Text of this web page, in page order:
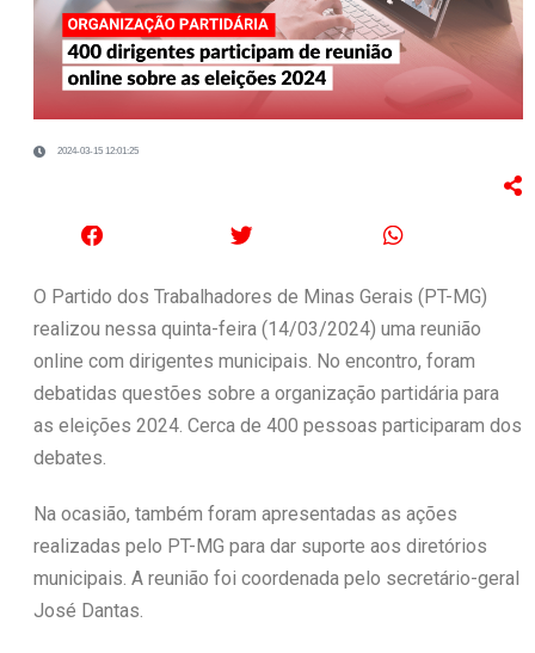
2024-03-15 12:01:25
O Partido dos Trabalhadores de Minas Gerais (PT-MG)
realizou nessa quinta-feira (14/03/2024) uma reunião
online com dirigentes municipais. No encontro, foram
debatidas questões sobre a organização partidária para
as eleições 2024. Cerca de 400 pessoas participaram dos
debates.
Na ocasião, também foram apresentadas as ações
realizadas pelo PT-MG para dar suporte aos diretórios
municipais. A reunião foi coordenada pelo secretário-geral
José Dantas.